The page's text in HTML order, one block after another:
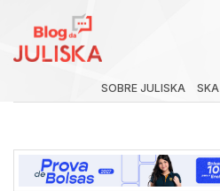
SOBRE JULISKA